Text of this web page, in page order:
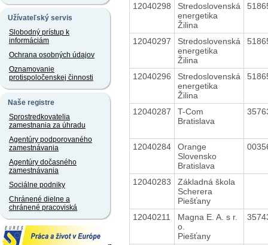
Užívateľský servis
Slobodný prístup k
informáciám
Ochrana osobných údajov
Oznamovanie
protispoločenskej činnosti
Naše registre
Sprostredkovatelia
zamestnania za úhradu
Agentúry podporovaného
zamestnávania
Agentúry dočasného
zamestnávania
Sociálne podniky
Chránené dielne a
chránené pracoviská
12040298
Stredoslovenská
energetika
Žilina
12040297
Stredoslovenská
energetika
Žilina
12040296
Stredoslovenská
energetika
Žilina
12040287
T-Com
Bratislava
12040284
Orange
Slovensko
Bratislava
12040283
Základná škola
Scherera
Piešťany
12040211
Magna E. A. s r.
o.
Piešťany